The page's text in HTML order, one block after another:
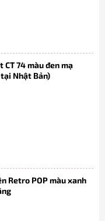
74 màu đen mạ
Nhật Bản)
Retro POP màu xanh